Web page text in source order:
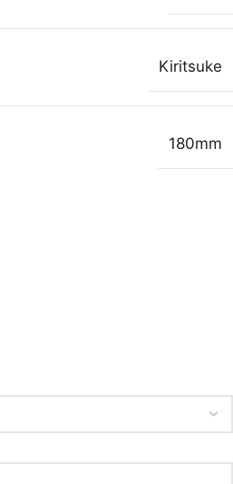
Kiritsuke
180mm